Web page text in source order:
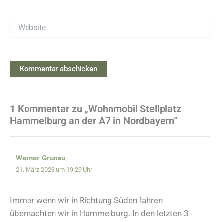
1 Kommentar zu „Wohnmobil Stellplatz
Hammelburg an der A7 in Nordbayern“
Werner Grunau
21. März 2023 um 19:29 Uhr
Immer wenn wir in Richtung Süden fahren
übernachten wir in Hammelburg. In den letzten 3